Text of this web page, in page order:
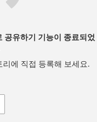
유하기 기능이 종료되었
에 직접 등록해 보세요.